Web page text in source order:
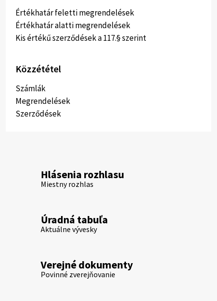
Értékhatár feletti megrendelések
Értékhatár alatti megrendelések
Kis értékű szerződések a 117.§ szerint
Közzététel
Számlák
Megrendelések
Szerződések
Hlásenia rozhlasu
Miestny rozhlas
Úradná tabuľa
Aktuálne vývesky
Verejné dokumenty
Povinné zverejňovanie